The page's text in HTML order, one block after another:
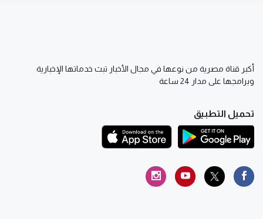
أكبر قناة مصرية من نوعها في مجال الأخبار تبث خدماتها الإخبارية
وبرامجها على مدار 24 ساعة
تحميل التطبيق